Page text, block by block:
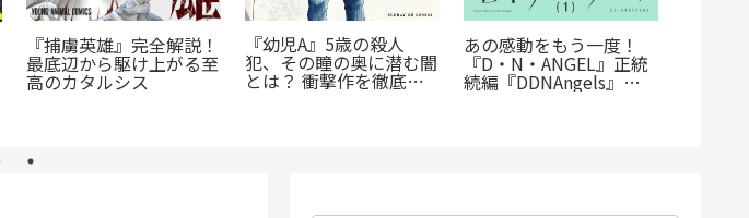
『たまらないのは恋なの
か』徹底解説：王道の
《65歳の老人が超人
に！？》『山岳超人マツ
オカ』のあらすじ紹介：
『先生、僕たちは殺して
いません。』徹底解説：
優しき女性教師の無慈悲
な復讐劇